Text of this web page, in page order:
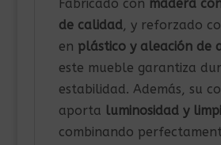
Fabricado con madera
de calidad, y reforzado
en plástico y aleación de
este mueble garantiza
estabilidad. Además, su
aporta luminosidad y
combinando